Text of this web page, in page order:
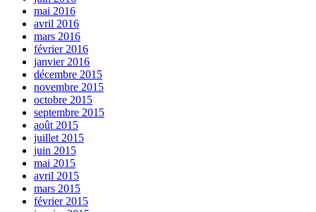
mai 2016
avril 2016
mars 2016
février 2016
janvier 2016
décembre 2015
novembre 2015
octobre 2015
septembre 2015
août 2015
juillet 2015
juin 2015
mai 2015
avril 2015
mars 2015
février 2015